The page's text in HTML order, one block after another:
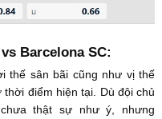
Barcelona SC:
thế sân bãi cũng như vị thế
điểm hiện tại. Dù đội chủ
thật sự như ý, nhưng